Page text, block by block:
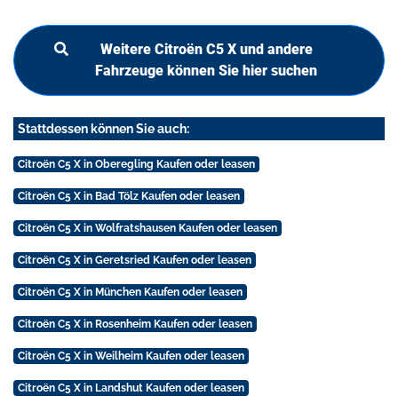
Weitere Citroën C5 X und andere
Fahrzeuge können Sie hier suchen
Stattdessen können Sie auch:
Citroën C5 X in Oberegling Kaufen oder leasen
Citroën C5 X in Bad Tölz Kaufen oder leasen
Citroën C5 X in Wolfratshausen Kaufen oder leasen
Citroën C5 X in Geretsried Kaufen oder leasen
Citroën C5 X in München Kaufen oder leasen
Citroën C5 X in Rosenheim Kaufen oder leasen
Citroën C5 X in Weilheim Kaufen oder leasen
Citroën C5 X in Landshut Kaufen oder leasen